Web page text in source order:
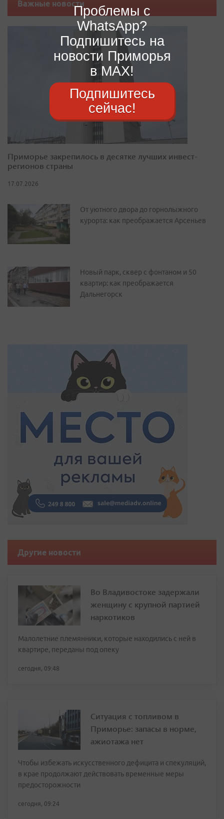
Важные новости
Приморье закрепилось в десятке лучших инвест-
регионов страны
17.07.2026
От уютного двора до горнолыжного
курорта: как преображается Арсеньев
Новый парк, сквер с фонтаном и 50
квартир: как преображается
Дальнегорск
Другие новости
Во Владивостоке задержали
женщину с крупной партией
наркотиков
Малолетние племянники, которые находились с ней в
квартире, переданы под опеку
сегодня, 09:48
Ситуация с топливом в
Приморье: запасы в норме,
ажиотажа нет
Чтобы избежать искусственного дефицита и спекуляций,
в крае продолжают действовать временные меры
предосторожности
сегодня, 09:24
Проблемы с
WhatsApp?
Подпишитесь на
новости Приморья
в MAX!
Подпишитесь
сейчас!